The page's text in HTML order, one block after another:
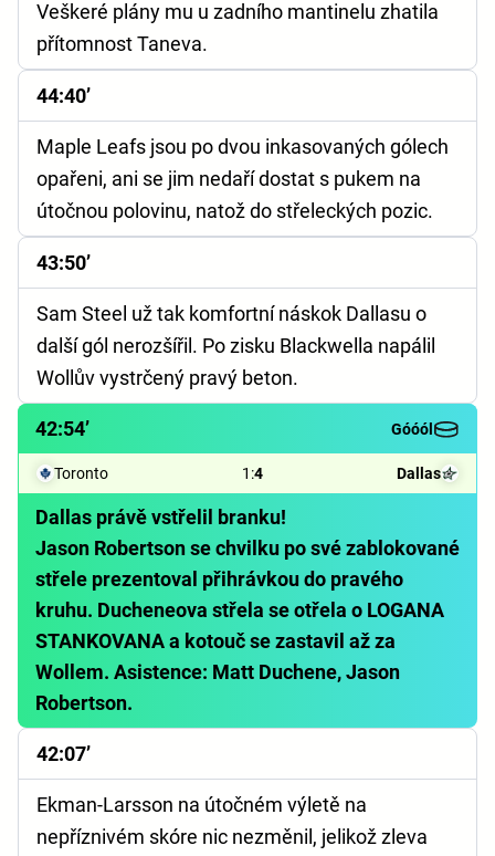
Veškeré plány mu u zadního mantinelu zhatila
přítomnost Taneva.
44:40’
Maple Leafs jsou po dvou inkasovaných gólech
opařeni, ani se jim nedaří dostat s pukem na
útočnou polovinu, natož do střeleckých pozic.
43:50’
Sam Steel už tak komfortní náskok Dallasu o
další gól nerozšířil. Po zisku Blackwella napálil
Wollův vystrčený pravý beton.
42:54’ Góóól
Toronto 1 :4 Dallas
Dallas právě vstřelil branku!
Jason Robertson se chvilku po své zablokované
střele prezentoval přihrávkou do pravého
kruhu. Ducheneova střela se otřela o LOGANA
STANKOVANA a kotouč se zastavil až za
Wollem. Asistence: Matt Duchene, Jason
Robertson.
42:07’
Ekman-Larsson na útočném výletě na
nepříznivém skóre nic nezměnil, jelikož zleva